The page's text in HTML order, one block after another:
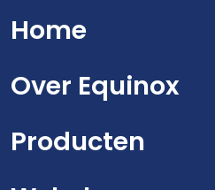
Home
Over Equinox
Producten